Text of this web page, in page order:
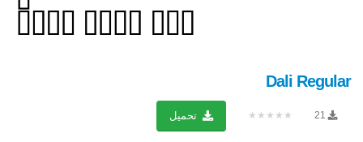
Dali Regular
21
★★★★★ تحميل